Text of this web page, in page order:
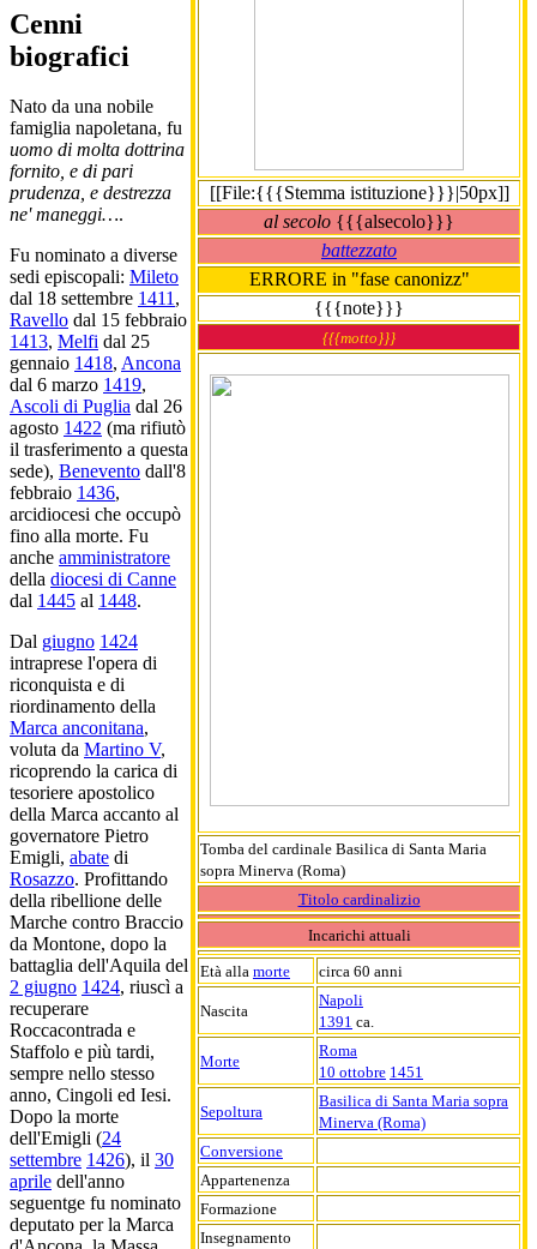
[[File:{{{Stemma istituzione}}}|50px]]
al secolo {{{alsecolo}}}
battezzato
ERRORE in "fase canonizz"
{{{note}}}
{{{motto}}}
Tomba del cardinale Basilica di Santa Maria
sopra Minerva (Roma)
Titolo cardinalizio
Incarichi attuali
Età alla morte circa 60 anni
Nascita
Napoli
1391 ca.
Morte
Roma
10 ottobre 1451
Sepoltura
Basilica di Santa Maria sopra
Minerva (Roma)
Conversione
Appartenenza
Formazione
Insegnamento
Cenni
biografici
Nato da una nobile
famiglia napoletana, fu
uomo di molta dottrina
fornito, e di pari
prudenza, e destrezza
ne' maneggi….
Fu nominato a diverse
sedi episcopali: Mileto
dal 18 settembre 1411,
Ravello dal 15 febbraio
1413, Melfi dal 25
gennaio 1418, Ancona
dal 6 marzo 1419,
Ascoli di Puglia dal 26
agosto 1422 (ma rifiutò
il trasferimento a questa
sede), Benevento dall'8
febbraio 1436,
arcidiocesi che occupò
fino alla morte. Fu
anche amministratore
della diocesi di Canne
dal 1445 al 1448.
Dal giugno 1424
intraprese l'opera di
riconquista e di
riordinamento della
Marca anconitana,
voluta da Martino V,
ricoprendo la carica di
tesoriere apostolico
della Marca accanto al
governatore Pietro
Emigli, abate di
Rosazzo. Profittando
della ribellione delle
Marche contro Braccio
da Montone, dopo la
battaglia dell'Aquila del
2 giugno 1424, riuscì a
recuperare
Roccacontrada e
Staffolo e più tardi,
sempre nello stesso
anno, Cingoli ed Iesi.
Dopo la morte
dell'Emigli (24
settembre 1426), il 30
aprile dell'anno
seguentge fu nominato
deputato per la Marca